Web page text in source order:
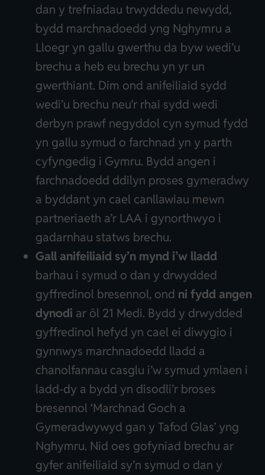
dan y trefniadau trwyddedu newydd,
bydd marchnadoedd yng Nghymru a
Lloegr yn gallu gwerthu da byw wedi’u
brechu a heb eu brechu yn yr un
gwerthiant. Dim ond anifeiliaid sydd
wedi’u brechu neu’r rhai sydd wedi
derbyn prawf negyddol cyn symud fydd
yn gallu symud o farchnad yn y parth
cyfyngedig i Gymru. Bydd angen i
farchnadoedd ddilyn proses gymeradwy
a byddant yn cael canllawiau mewn
partneriaeth a’r LAA i gynorthwyo i
gadarnhau statws brechu.
Gall anifeiliaid sy’n mynd i’w lladd
barhau i symud o dan y drwydded
gyffredinol bresennol, ond ni fydd angen
dynodi ar ôl 21 Medi. Bydd y drwydded
gyffredinol hefyd yn cael ei diwygio i
gynnwys marchnadoedd lladd a
chanolfannau casglu i’w symud ymlaen i
ladd-dy a bydd yn disodli’r broses
bresennol ‘Marchnad Goch a
Gymeradwywyd gan y Tafod Glas’ yng
Nghymru. Nid oes gofyniad brechu ar
gyfer anifeiliaid sy’n symud o dan y